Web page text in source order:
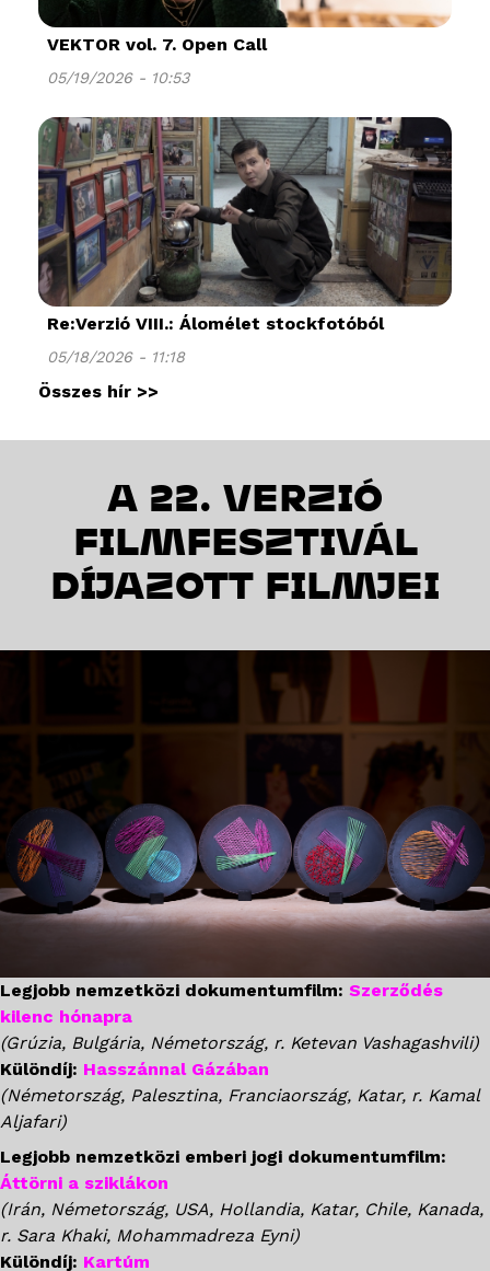
VEKTOR vol. 7. Open Call
05/19/2026 - 10:53
Re:Verzió VIII.: Álomélet stockfotóból
05/18/2026 - 11:18
Összes hír >>
A 22. VERZIÓ
FILMFESZTIVÁL
DÍJAZOTT FILMJEI
Legjobb nemzetközi dokumentumfilm: Szerződés
kilenc hónapra
(Grúzia, Bulgária, Németország, r. Ketevan Vashagashvili)
Különdíj: Hasszánnal Gázában
(Németország, Palesztina, Franciaország, Katar, r. Kamal
Aljafari)
Legjobb nemzetközi emberi jogi dokumentumfilm:
Áttörni a sziklákon
(Irán, Németország, USA, Hollandia, Katar, Chile, Kanada,
r. Sara Khaki, Mohammadreza Eyni)
Különdíj: Kartúm